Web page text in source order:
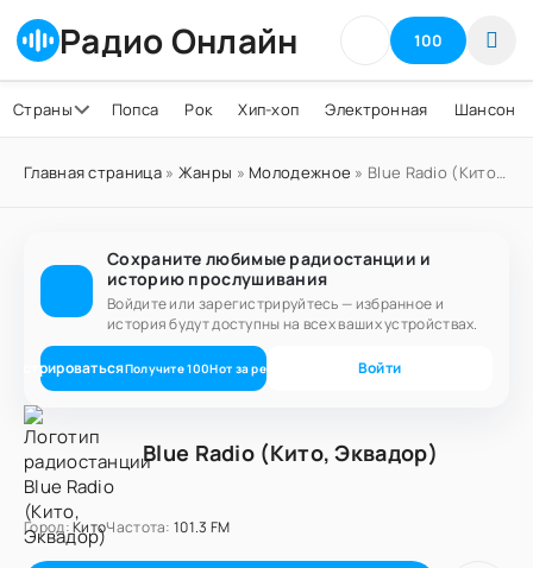
Радио Онлайн 100
Страны Попса Рок Хип-хоп Электронная Шансон
Главная страница» Жанры » Молодежное » Blue Radio (Кито, Эквадор)
Сохраните любимые радиостанции и
историю прослушивания
Войдите или зарегистрируйтесь — избранное и
история будут доступны на всех ваших устройствах.
Получите100Нот за регистрацию Войти
Blue Radio (Кито, Эквадор)
Город:КитоЧастота: 101.3 FM